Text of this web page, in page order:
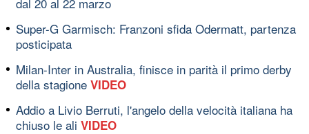
Super-G Garmisch: Franzoni sfida Odermatt, partenza
posticipata
Milan-Inter in Australia, finisce in parità il primo derby
della stagione VIDEO
Addio a Livio Berruti, l'angelo della velocità italiana ha
chiuso le ali VIDEO